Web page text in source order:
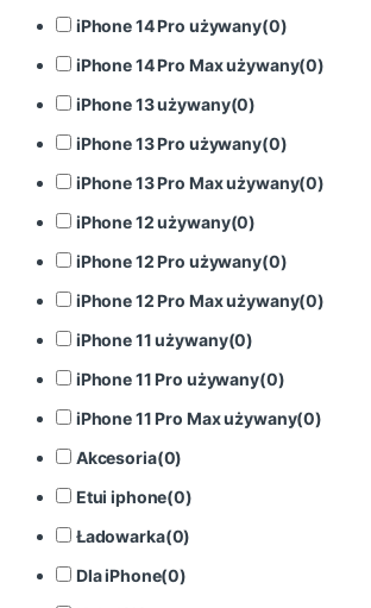
iPhone 14 Pro używany(0)
iPhone 14 Pro Max używany(0)
iPhone 13 używany(0)
iPhone 13 Pro używany(0)
iPhone 13 Pro Max używany(0)
iPhone 12 używany(0)
iPhone 12 Pro używany(0)
iPhone 12 Pro Max używany(0)
iPhone 11 używany(0)
iPhone 11 Pro używany(0)
iPhone 11 Pro Max używany(0)
Akcesoria(0)
Etui iphone(0)
Ładowarka(0)
Dla iPhone(0)